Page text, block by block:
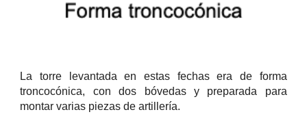
La torre levantada en estas fechas era de forma
troncocónica, con dos bóvedas y preparada para
montar varias piezas de artillería.